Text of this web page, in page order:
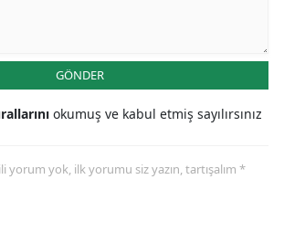
GÖNDER
okumuş ve kabul etmiş sayılırsınız
yorum yok, ilk yorumu siz yazın, tartışalım *